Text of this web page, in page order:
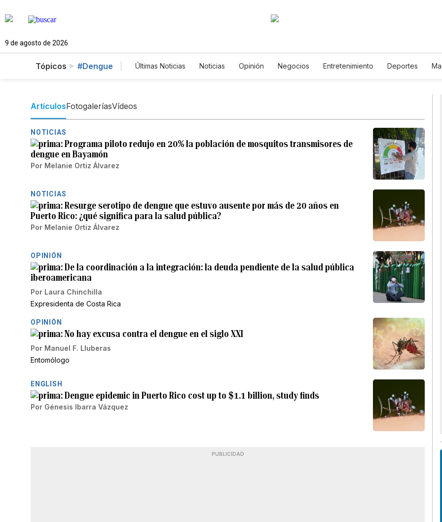
9 de agosto de 2026
Tópicos #Dengue Últimas Noticias Noticias Opinión Negocios Entretenimiento Deportes
ArtículosFotogaleríasVídeos
NOTICIAS
Programa piloto redujo en 20% la población de mosquitos transmisores de
dengue en Bayamón
Por Melanie Ortiz Álvarez
NOTICIAS
Resurge serotipo de dengue que estuvo ausente por más de 20 años en
Puerto Rico: ¿qué significa para la salud pública?
Por Melanie Ortiz Álvarez
OPINIÓN
De la coordinación a la integración: la deuda pendiente de la salud pública
iberoamericana
Por Laura Chinchilla
Expresidenta de Costa Rica
OPINIÓN
No hay excusa contra el dengue en el siglo XXI
Por Manuel F. Lluberas
Entomólogo
ENGLISH
Dengue epidemic in Puerto Rico cost up to $1.1 billion, study finds
Por Génesis Ibarra Vázquez
PUBLICIDAD